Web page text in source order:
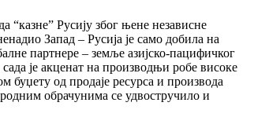
Русију због њене независне
Запад – Русија је само добила на
партнере – земље азијско-пацифичког
је акценат на производњи робе високе
од продаје ресурса и производа
обрачунима се удвостручило и